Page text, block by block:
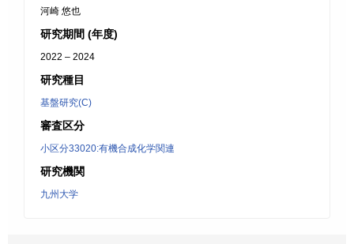
河崎 悠也
研究期間 (年度)
2022 – 2024
研究種目
基盤研究(C)
審査区分
小区分33020:有機合成化学関連
研究機関
九州大学